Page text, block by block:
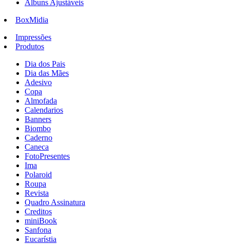
Álbuns Ajustáveis
BoxMidia
Impressões
Produtos
Dia dos Pais
Dia das Mães
Adesivo
Copa
Almofada
Calendarios
Banners
Biombo
Caderno
Caneca
FotoPresentes
Ima
Polaroid
Roupa
Revista
Quadro Assinatura
Creditos
miniBook
Sanfona
Eucarístia